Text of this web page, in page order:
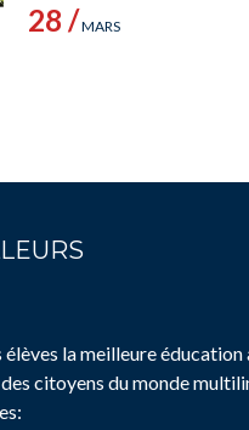
28 /MARS
la meilleure éducation
citoyens du monde